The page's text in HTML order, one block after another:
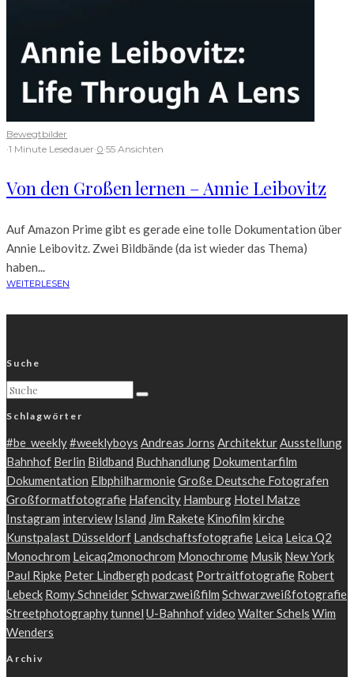
Bewegtbilder
·1 Minute Lesedauer·0·55 Ansichten
Von den Großen lernen – Annie Leibovitz
Auf Amazon Prime gibt es gerade eine tolle Dokumentation über
Annie Leibovitz. Zwei Bildbände (da ist wieder das Thema)
haben...
WEITERLESEN
Suche
Schlagwörter
#be_weekly#weeklyboys Andreas Jorns ArchitekturAusstellung
Bahnhof Berlin Bildband Buchhandlung Dokumentarfilm
Dokumentation ElbphilharmonieGroße Deutsche Fotografen
Großformatfotografie Hafencity Hamburg Hotel Matze
Instagram interview Island Jim Rakete Kinofilm kirche
Kunstpalast Düsseldorf Landschaftsfotografie Leica Leica Q2
Monochrom Leicaq2monochrom Monochrome Musik New York
Paul Ripke Peter Lindbergh podcast Portraitfotografie Robert
Lebeck Romy SchneiderSchwarzweißfilm Schwarzweißfotografie
Streetphotographytunnel U-Bahnhofvideo Walter Schels Wim
Wenders
Archiv